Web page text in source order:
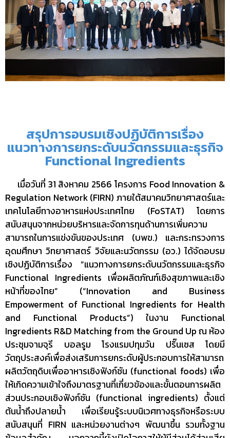
สรุปการอบรมเชิงปฏิบัติการเรื่อง
แนวทางการยกระดับนวัตกรรมและธุรกิจ
Functional Ingredients
เมื่อวันที่ 31 สิงหาคม 2566 โครงการ Food Innovation &
Regulation Network (FIRN) ภายใต้สมาคมวิทยาศาสตร์และ
เทคโนโลยีทางอาหารแห่งประเทศไทย (FoSTAT) โดยการ
สนับสนุนจากหน่วยบริหารและจัดการทุนด้านการเพิ่มความ
สามารถในการแข่งขันของประเทศ (บพข.) และกระทรวงการ
อุดมศึกษา วิทยาศาสตร์ วิจัยและนวัตกรรม (อว.) ได้จัดอบรม
เชิงปฏิบัติการเรื่อง “แนวทางการยกระดับนวัตกรรมและธุรกิจ
Functional Ingredients เพื่อผลิตภัณฑ์เชิงสุขภาพและเชิง
หน้าที่ของไทย” (“Innovation and Business
Empowerment of Functional Ingredients for Health
and Functional Products”) ในงาน Functional
Ingredients R&D Matching from the Ground Up ณ ห้อง
ประชุมจามจุรี บอลรูม โรงแรมปทุมวัน ปริ๊นเซส โดยมี
วัตถุประสงค์เพื่อส่งเสริมการยกระดับผู้ประกอบการให้สามารถ
ผลิตวัตถุดิบเพื่ออาหารเชิงฟังก์ชัน (functional foods) เพื่อ
ให้เกิดความเข้าใจถึงมาตรฐานที่เกี่ยวข้องและขั้นตอนการผลิต
ส่วนประกอบเชิงฟังก์ชัน (functional ingredients) ตั้งแต่
ต้นน้ำถึงปลายน้ำ เพื่อเรียนรู้ระบบนิเวศทางธุรกิจหรือระบบ
สนับสนุนที่ FIRN และหน่วยงานต่างๆ พัฒนาขึ้น รวมทั้งฐาน